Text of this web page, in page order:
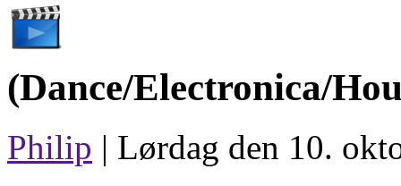
(Dance/Electronica/
Philip | Lørdag den 10.